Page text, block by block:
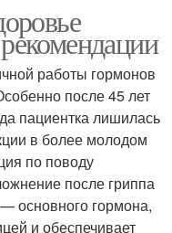
работы гормонов
после 45 лет
пациентка лишилась
в более молодом
по поводу
после гриппа
основного гормона,
и обеспечивает